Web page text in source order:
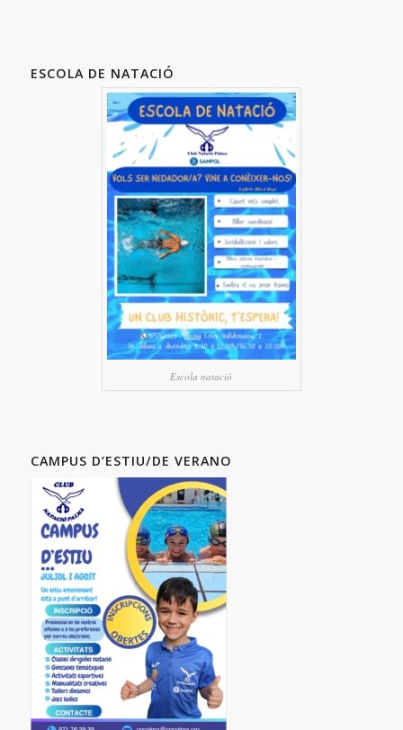
ESCOLA DE NATACIÓ
Escola natació
CAMPUS D’ESTIU/DE VERANO